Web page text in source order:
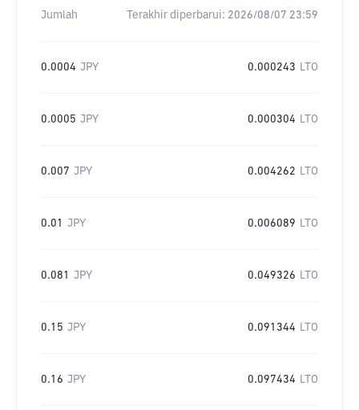
Jumlah Terakhir diperbarui: 2026/08/07 23:59
0.0004 JPY 0.000243 LTO
0.0005 JPY 0.000304 LTO
0.007 JPY 0.004262 LTO
0.01 JPY 0.006089 LTO
0.081 JPY 0.049326 LTO
0.15 JPY 0.091344 LTO
0.16 JPY 0.097434 LTO